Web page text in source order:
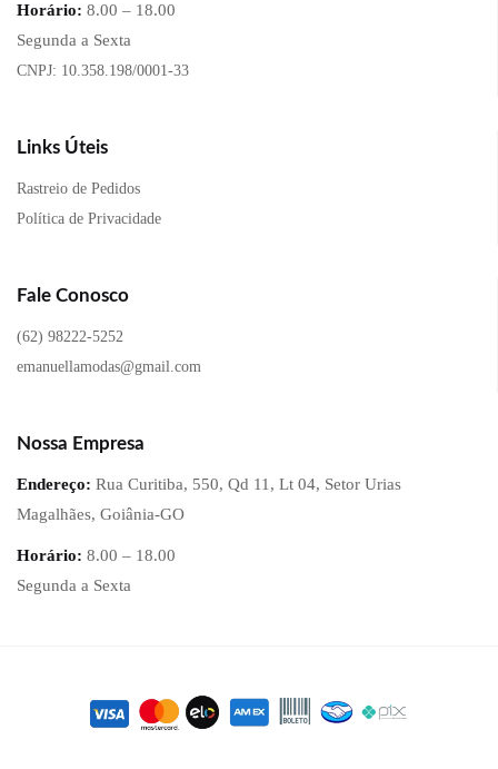
Horário: 8.00 – 18.00
Segunda a Sexta
CNPJ: 10.358.198/0001-33
Links Úteis
Rastreio de Pedidos
Política de Privacidade
Fale Conosco
(62) 98222-5252
emanuellamodas@gmail.com
Nossa Empresa
Endereço: Rua Curitiba, 550, Qd 11, Lt 04, Setor Urias
Magalhães, Goiânia-GO
Horário: 8.00 – 18.00
Segunda a Sexta